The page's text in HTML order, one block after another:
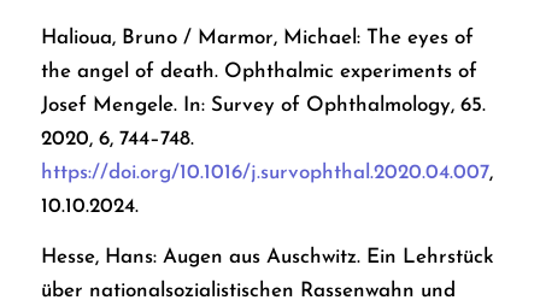
Halioua, Bruno / Marmor, Michael: The eyes of
the angel of death. Ophthalmic experiments of
Josef Mengele. In: Survey of Ophthalmology, 65.
2020, 6, 744–748.
https://doi.org/10.1016/j.survophthal.2020.04.007,
10.10.2024.
Hesse, Hans: Augen aus Auschwitz. Ein Lehrstück
über nationalsozialistischen Rassenwahn und